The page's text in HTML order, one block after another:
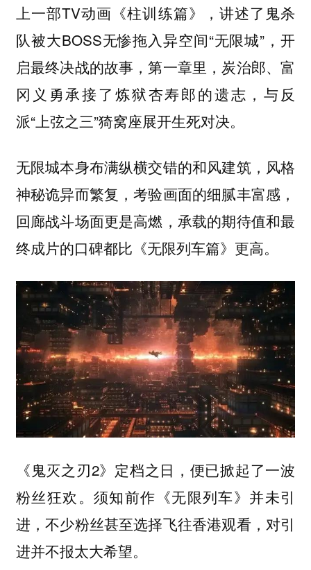
上一部TV动画《柱训练篇》，讲述了鬼杀
队被大BOSS无惨拖入异空间“无限城”，开
启最终决战的故事，第一章里，炭治郎、富
冈义勇承接了炼狱杏寿郎的遗志，与反
派“上弦之三”猗窝座展开生死对决。
无限城本身布满纵横交错的和风建筑，风格
神秘诡异而繁复，考验画面的细腻丰富感，
回廊战斗场面更是高燃，承载的期待值和最
终成片的口碑都比《无限列车篇》更高。
《鬼灭之刃2》定档之日，便已掀起了一波
粉丝狂欢。须知前作《无限列车》并未引
进，不少粉丝甚至选择飞往香港观看，对引
进并不报太大希望。